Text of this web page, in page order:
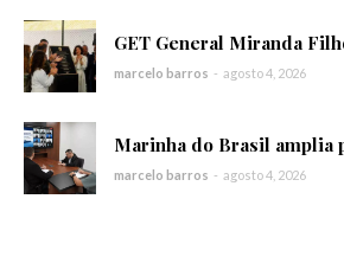
GET General Miranda
marcelo barros - agosto 4, 2026
Marinha do Brasil amplia
marcelo barros - agosto 4, 2026